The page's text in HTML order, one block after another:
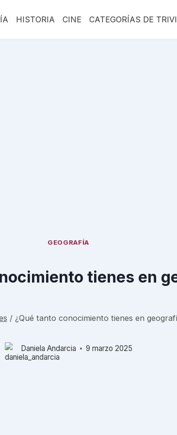
HISTORIA CINE CATEGORÍAS DE
GEOGRAFÍA
tienes en
/ ¿Qué tanto conocimiento tienes en
Daniela Andarcia 9 marzo 2025